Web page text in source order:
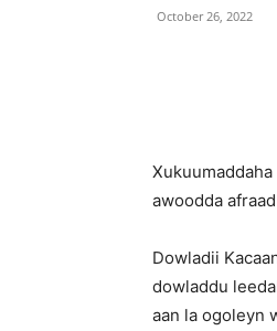
October 26, 2022
awoodda
Dowladii
dowladdu
aan la ogoleyn